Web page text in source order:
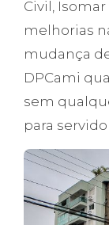
Civil,
melhorias
mudança
DPCami
sem
para